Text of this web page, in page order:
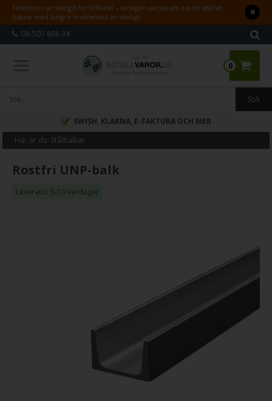
Telefonen är stängd för tillfället – vänligen skicka ett e-post istället.
Räkna med längre leveranstid än vanligt.
08-507 806 34
0
SWISH, KLARNA, E-FAKTURA OCH MER
Här är du: Stålbalkar
Rostfri UNP-balk
Leverans: 5-10 vardagar